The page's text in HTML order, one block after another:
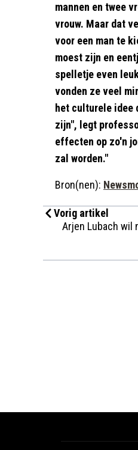
mannen en twee
vrouw. Maar dat
voor een man te
moest zijn en
spelletje even
vonden ze veel
het culturele idee
zijn", legt
effecten op zo'n
zal worden."
Bron(nen):
Vorig artikel
Arjen Lubach wil